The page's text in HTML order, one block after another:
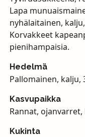
Lapa
nyhälaitainen,
Korvakkeet
pienihampaisia.
Hedelmä
Pallomainen, kalju,
Kasvupaikka
Rannat,
Kukinta